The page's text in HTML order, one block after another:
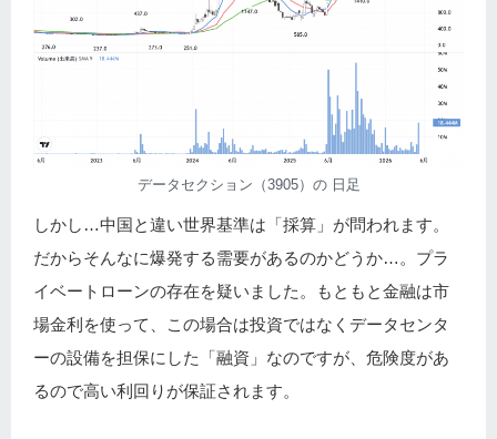
データセクション（3905）の 日足
しかし…中国と違い世界基準は「採算」が問われます。
だからそんなに爆発する需要があるのかどうか…。プラ
イベートローンの存在を疑いました。もともと金融は市
場金利を使って、この場合は投資ではなくデータセンタ
ーの設備を担保にした「融資」なのですが、危険度があ
るので高い利回りが保証されます。